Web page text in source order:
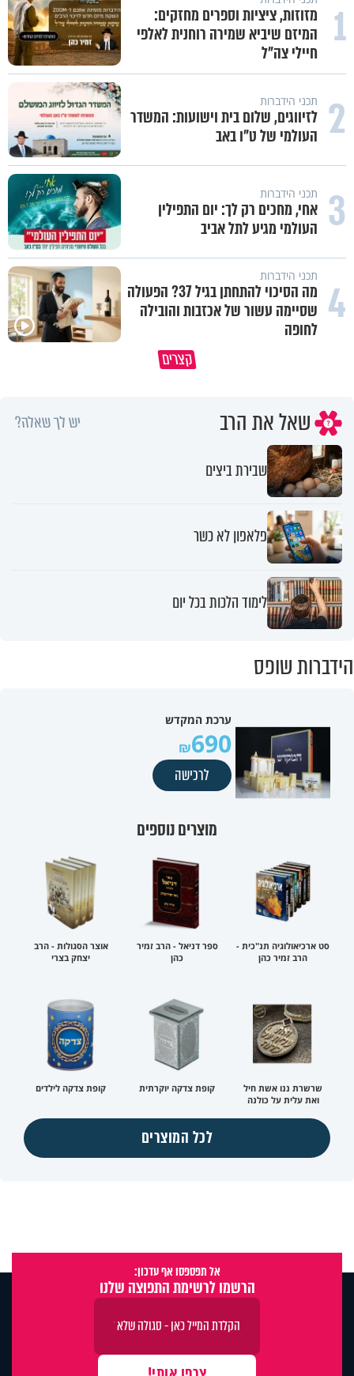
1
מזוזות, ציציות וספרים מחזקים:
המיזם שיביא שמירה רוחנית לאלפי
חיילי צה"ל
2 תכני הידברות
לזיווגים, שלום בית וישועות: המשדר
העולמי של ט"ו באב
3 תכני הידברות
אחי, מחכים רק לך: יום התפילין
העולמי מגיע לתל אביב
4 תכני הידברות
מה הסיכוי להתחתן בגיל 37? הפעולה
שסיימה עשור של אכזבות והובילה
לחופה
קצרים
תעצרו לפני שאתם מוציאים דיבה על
שאל את הרב יש לך שאלה?
שבירת ביצים
פלאפון לא כשר
לימוד הלכות בכל יום
הידברות שופס
ערכת המקדש
690
לרכישה
מוצרים נוספים
סט ארכיאולוגיה תנ"כית -
הרב זמיר כהן
ספר דניאל - הרב זמיר
כהן
אוצר הסגולות - הרב
יצחק בצרי
שרשרת ננו אשת חיל
ואת עלית על כולנה
קופת צדקה יוקרתית קופת צדקה לילדים
לכל המוצרים
אל תפספסו אף עדכון:
הרשמו לרשימת התפוצה שלנו